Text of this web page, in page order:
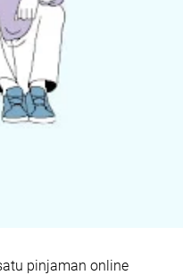
pinjaman online